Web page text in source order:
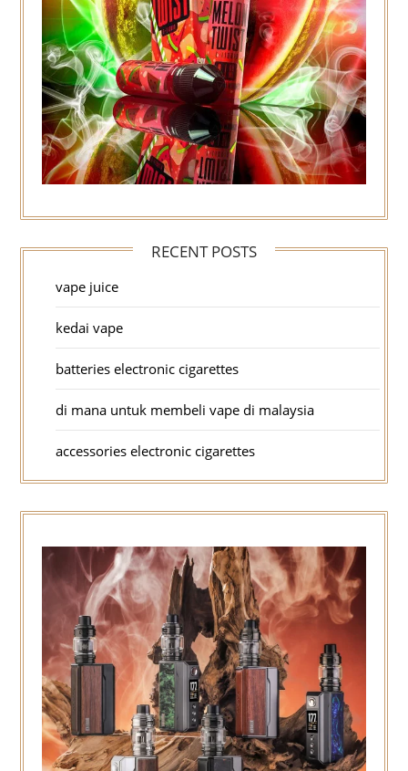
RECENT POSTS
vape juice
kedai vape
batteries electronic cigarettes
di mana untuk membeli vape di malaysia
accessories electronic cigarettes